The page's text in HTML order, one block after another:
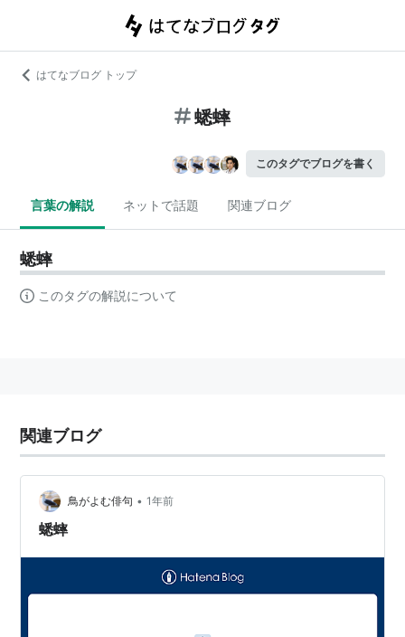
はてなブログ トップ
蟋蟀
このタグでブログを書く
言葉の解説 ネットで話題 関連ブログ
蟋蟀
このタグの解説について
関連ブログ
鳥がよむ俳句 • 1年前
蟋蟀